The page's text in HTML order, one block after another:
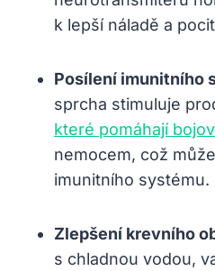
k lepší náladě a
Posílení imunitního
sprcha stimuluje
které pomáhají
nemocem, což
imunitního systému.
Zlepšení krevního
s chladnou vodou,